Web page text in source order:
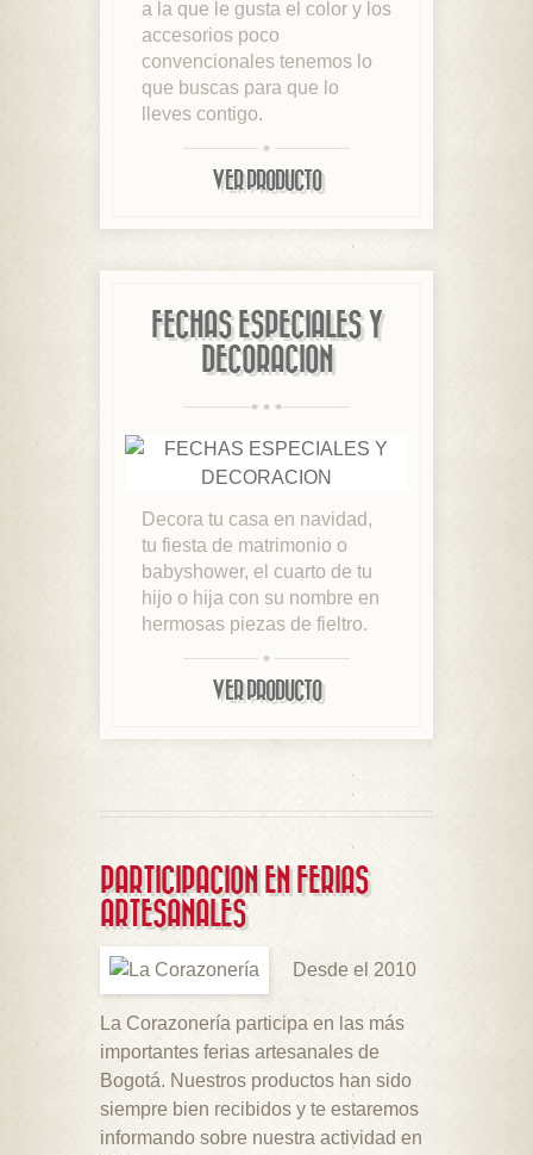
a la que le gusta el color y los
accesorios poco
convencionales tenemos lo
que buscas para que lo
lleves contigo.
VER PRODUCTO
FECHAS ESPECIALES Y
DECORACION
Decora tu casa en navidad,
tu fiesta de matrimonio o
babyshower, el cuarto de tu
hijo o hija con su nombre en
hermosas piezas de fieltro.
VER PRODUCTO
PARTICIPACION EN FERIAS
ARTESANALES
Desde el 2010
La Corazonería participa en las más
importantes ferias artesanales de
Bogotá. Nuestros productos han sido
siempre bien recibidos y te estaremos
informando sobre nuestra actividad en